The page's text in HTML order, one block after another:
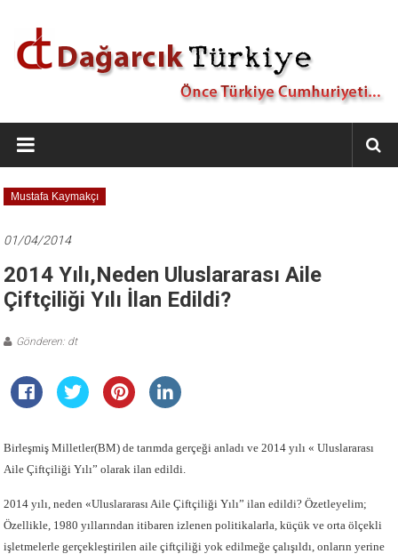
Dağarcık
Türkiye
Önce
Türkiye
Mustafa Kaymakçı
01/04/2014
2014 Yılı,Neden Uluslararası Aile
Çiftçiliği Yılı İlan Edildi?
Gönderen: dt
Birleşmiş Milletler(BM) de tarımda gerçeği anladı ve 2014 yılı « Uluslararası
Aile Çiftçiliği Yılı” olarak ilan edildi.
2014 yılı, neden «Uluslararası Aile Çiftçiliği Yılı” ilan edildi? Özetleyelim;
Özellikle, 1980 yıllarından itibaren izlenen politikalarla, küçük ve orta ölçekli
işletmelerle gerçekleştirilen aile çiftçiliği yok edilmeğe çalışıldı, onların yerine